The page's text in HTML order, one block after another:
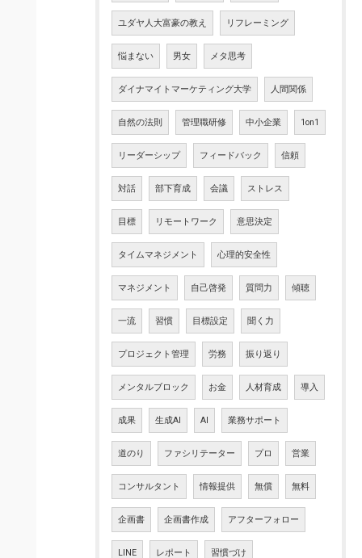
ユダヤ人大富豪の教え リフレーミング
悩まない 男女 メタ思考
ダイナマイトマーケティング大学 人間関係
自然の法則 管理職研修 中小企業 1on1
リーダーシップ フィードバック 信頼
対話 部下育成 会議 ストレス
目標 リモートワーク 意思決定
タイムマネジメント 心理的安全性
マネジメント 自己啓発 質問力 傾聴
一流 習慣 目標設定 聞く力
プロジェクト管理 労務 振り返り
メンタルブロック お金 人材育成 導入
成果 生成AI AI 業務サポート
道のり ファシリテーター プロ 営業
コンサルタント 情報提供 無償 無料
企画書 企画書作成 アフターフォロー
LINE レポート 習慣づけ